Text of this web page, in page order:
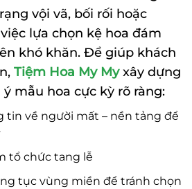
vội vã, bối rối hoặc
lựa chọn kệ hoa đám
khó khăn. Để giúp khách
Tiệm Hoa My My xây dựng
mẫu hoa cực kỳ rõ ràng:
tin về người mất – nền tảng để
tổ chức tang lễ
tục vùng miền để tránh chọn